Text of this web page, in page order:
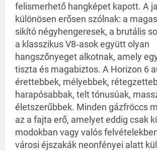
felismerhető hangképet kapott. A
különösen erősen szólnak: a
sikító négyhengeresek, a brutális
a klasszikus V8‑asok együtt olyan
hangszőnyeget alkotnak, amely
tiszta és magabiztos. A Horizon 6
érettebbek, mélyebbek,
harapósabbak, telt tónusúak,
életszerűbbek. Minden gázfröccs
az a fajta erő, amelyet eddig csak
modokban vagy valós
városi éjszakák neonfényei alatt